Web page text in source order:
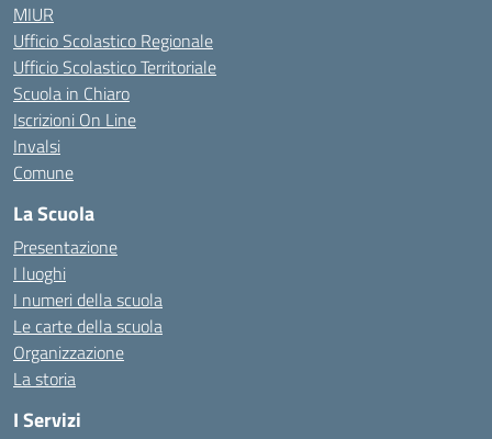
MIUR
Ufficio Scolastico Regionale
Ufficio Scolastico Territoriale
Scuola in Chiaro
Iscrizioni On Line
Invalsi
Comune
La Scuola
Presentazione
I luoghi
I numeri della scuola
Le carte della scuola
Organizzazione
La storia
I Servizi